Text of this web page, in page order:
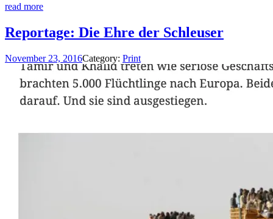
read more
Reportage: Die Ehre der Schleuser
November 23, 2016Category: Print